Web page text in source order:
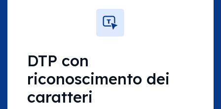
DTP con
riconoscimento dei
caratteri